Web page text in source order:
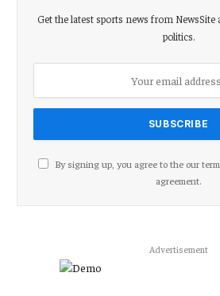
Get the latest sports news from NewsSite
politics.
By signing up, you agree to the our
agreement.
Advertisement